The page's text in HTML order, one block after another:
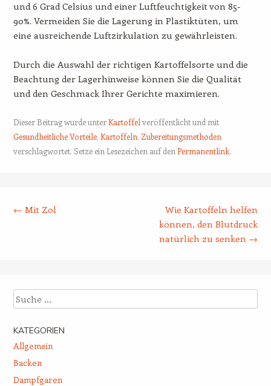
und 6 Grad Celsius und einer Luftfeuchtigkeit von 85-
90%. Vermeiden Sie die Lagerung in Plastiktüten, um
eine ausreichende Luftzirkulation zu gewährleisten.
Durch die Auswahl der richtigen Kartoffelsorte und die
Beachtung der Lagerhinweise können Sie die Qualität
und den Geschmack Ihrer Gerichte maximieren.
Dieser Beitrag wurde unterKartoffel veröffentlicht und mit
Gesundheitliche Vorteile, Kartoffeln, Zubereitungsmethoden
verschlagwortet. Setze ein Lesezeichen auf den Permanentlink.
← Mit Zol
Wie Kartoffeln helfen
können, den Blutdruck
natürlich zu senken →
Suche
KATEGORIEN
Allgemein
Backen
Dampfgaren